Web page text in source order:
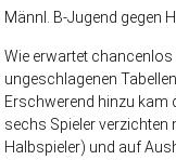
Männl. B-Jugend gegen
Wie erwartet
ungeschlagenen
Erschwerend hinzu kam
sechs Spieler
Halbspieler) und auf